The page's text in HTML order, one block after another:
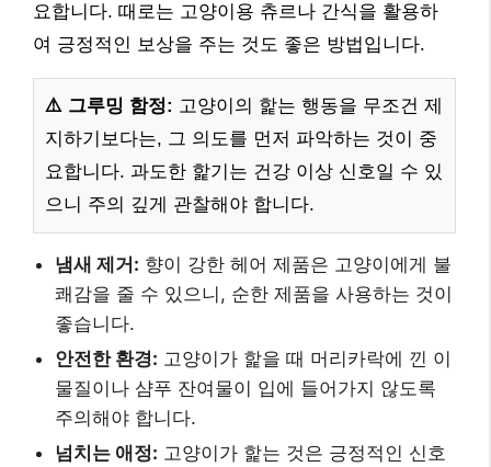
요합니다. 때로는 고양이용 츄르나 간식을 활용하
여 긍정적인 보상을 주는 것도 좋은 방법입니다.
⚠️ 그루밍 함정: 고양이의 핥는 행동을 무조건 제
지하기보다는, 그 의도를 먼저 파악하는 것이 중
요합니다. 과도한 핥기는 건강 이상 신호일 수 있
으니 주의 깊게 관찰해야 합니다.
냄새 제거: 향이 강한 헤어 제품은 고양이에게 불
쾌감을 줄 수 있으니, 순한 제품을 사용하는 것이
좋습니다.
안전한 환경: 고양이가 핥을 때 머리카락에 낀 이
물질이나 샴푸 잔여물이 입에 들어가지 않도록
주의해야 합니다.
넘치는 애정: 고양이가 핥는 것은 긍정적인 신호